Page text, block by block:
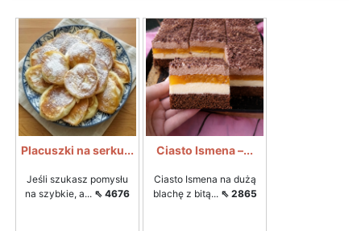
Placuszki na serku...
Jeśli szukasz pomysłu
na szybkie, a... ⇖ 4676
Ciasto Ismena –...
Ciasto Ismena na dużą
blachę z bitą... ⇖ 2865